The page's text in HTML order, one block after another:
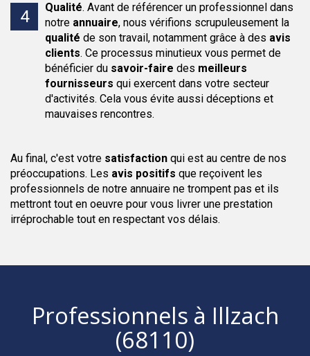
Qualité. Avant de référencer un professionnel dans
notre annuaire, nous vérifions scrupuleusement la
qualité de son travail, notamment grâce à des avis
clients. Ce processus minutieux vous permet de
bénéficier du savoir-faire des meilleurs
fournisseurs qui exercent dans votre secteur
d'activités. Cela vous évite aussi déceptions et
mauvaises rencontres.
Au final, c'est votre satisfaction qui est au centre de nos
préoccupations. Les avis positifs que reçoivent les
professionnels de notre annuaire ne trompent pas et ils
mettront tout en oeuvre pour vous livrer une prestation
irréprochable tout en respectant vos délais.
Professionnels à Illzach
(68110)